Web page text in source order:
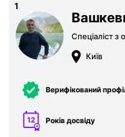
1
Спеціаліст з
Київ
Верифікований
12 Років досвіду